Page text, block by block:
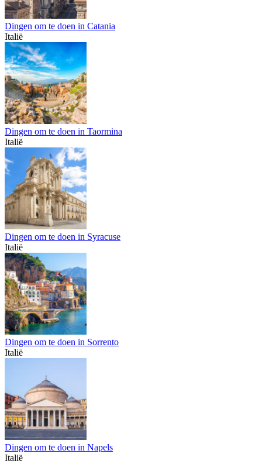
Dingen om te doen in Catania
Italië
Dingen om te doen in Taormina
Italië
Dingen om te doen in Syracuse
Italië
Dingen om te doen in Sorrento
Italië
Dingen om te doen in Napels
Italië